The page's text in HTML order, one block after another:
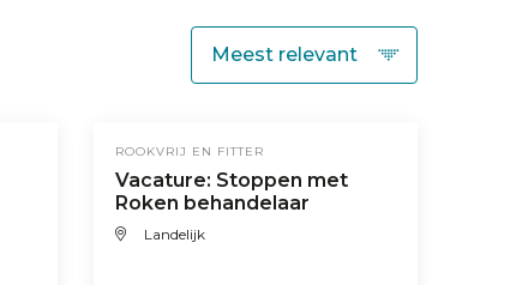
ROOKVRIJ EN FITTER
Vacature: Stoppen met
Roken behandelaar
Landelijk